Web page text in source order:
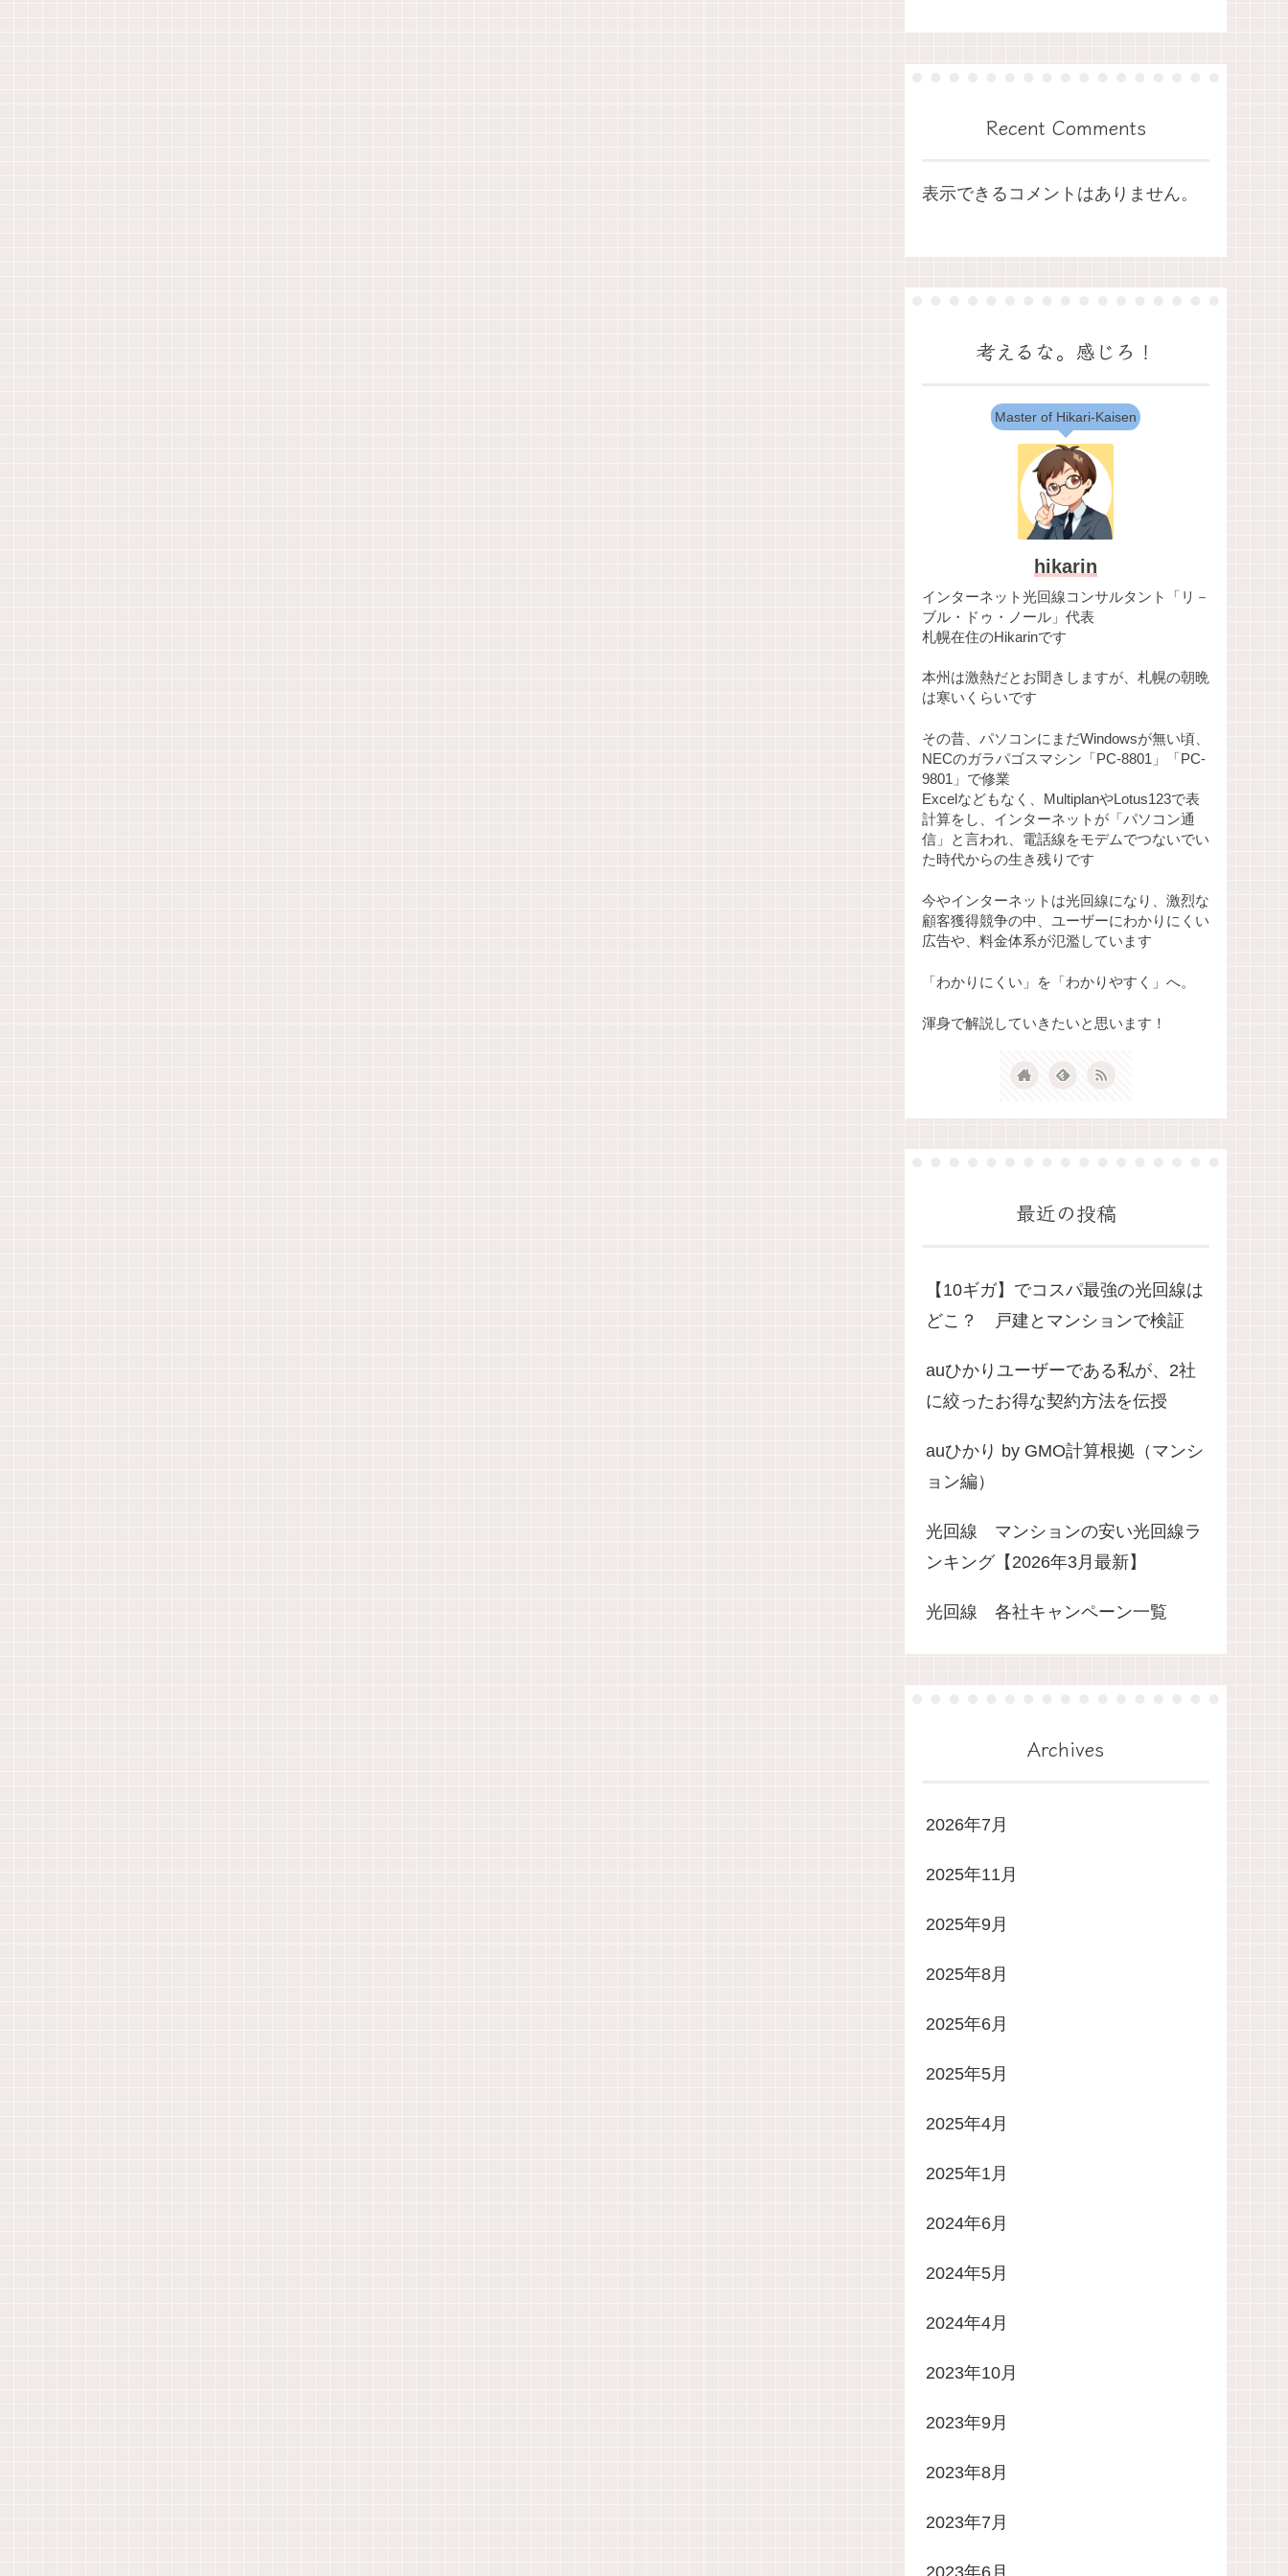
Recent Comments
表示できるコメントはありません。
考えるな。感じろ！
Master of Hikari-Kaisen
hikarin
インターネット光回線コンサルタント「リ－
ブル・ドゥ・ノール」代表
札幌在住のHikarinです
本州は激熱だとお聞きしますが、札幌の朝晩
は寒いくらいです
その昔、パソコンにまだWindowsが無い頃、
NECのガラパゴスマシン「PC-8801」「PC-
9801」で修業
Excelなどもなく、MultiplanやLotus123で表
計算をし、インターネットが「パソコン通
信」と言われ、電話線をモデムでつないでい
た時代からの生き残りです
今やインターネットは光回線になり、激烈な
顧客獲得競争の中、ユーザーにわかりにくい
広告や、料金体系が氾濫しています
「わかりにくい」を「わかりやすく」へ。
渾身で解説していきたいと思います！
最近の投稿
【10ギガ】でコスパ最強の光回線は
どこ？ 戸建とマンションで検証
auひかりユーザーである私が、2社
に絞ったお得な契約方法を伝授
auひかり by GMO計算根拠（マンシ
ョン編）
光回線 マンションの安い光回線ラ
ンキング【2026年3月最新】
光回線 各社キャンペーン一覧
Archives
2026年7月
2025年11月
2025年9月
2025年8月
2025年6月
2025年5月
2025年4月
2025年1月
2024年6月
2024年5月
2024年4月
2023年10月
2023年9月
2023年8月
2023年7月
2023年6月